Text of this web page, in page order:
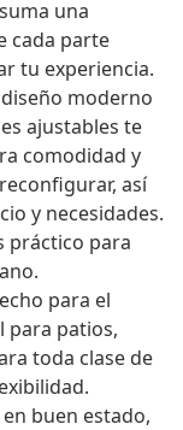
una
cada parte
tu experiencia.
diseño moderno
ajustables te
comodidad y
así
y necesidades.
práctico para
para el
para patios,
toda clase de
buen estado,